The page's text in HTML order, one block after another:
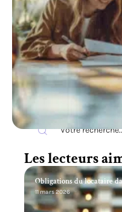
Recherche
Les lecteurs
Obligations du locataire
11 mars 2026